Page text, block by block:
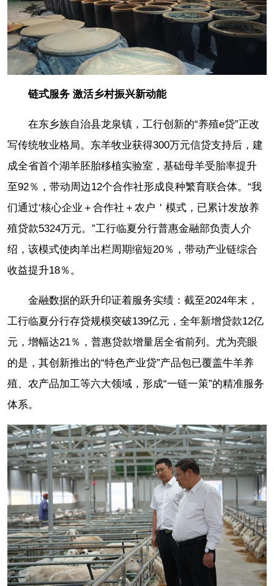
链式服务 激活乡村振兴新动能
在东乡族自治县龙泉镇，工行创新的“养殖e贷”正改
写传统牧业格局。东羊牧业获得300万元信贷支持后，建
成全省首个湖羊胚胎移植实验室，基础母羊受胎率提升
至92％，带动周边12个合作社形成良种繁育联合体。“我
们通过‘核心企业＋合作社＋农户＇模式，已累计发放养
殖贷款5324万元。”工行临夏分行普惠金融部负责人介
绍，该模式使肉羊出栏周期缩短20％，带动产业链综合
收益提升18％。
金融数据的跃升印证着服务实绩：截至2024年末，
工行临夏分行存贷规模突破139亿元，全年新增贷款12亿
元，增幅达21％，普惠贷款增量居全省前列。尤为亮眼
的是，其创新推出的“特色产业贷”产品包已覆盖牛羊养
殖、农产品加工等六大领域，形成“一链一策”的精准服务
体系。